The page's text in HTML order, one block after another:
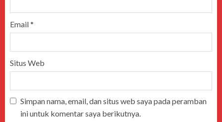
Email*
Situs Web
Simpan nama, email, dan situs web saya pada peramban
ini untuk komentar saya berikutnya.